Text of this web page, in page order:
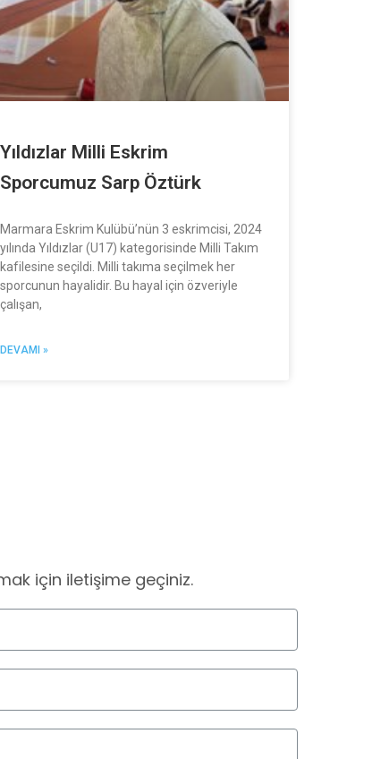
Yıldızlar Milli Eskrim
Sporcumuz Sarp Öztürk
Marmara Eskrim Kulübü’nün 3 eskrimcisi, 2024
yılında Yıldızlar (U17) kategorisinde Milli Takım
kafilesine seçildi. Milli takıma seçilmek her
sporcunun hayalidir. Bu hayal için özveriyle
çalışan,
DEVAMI »
için iletişime geçiniz.